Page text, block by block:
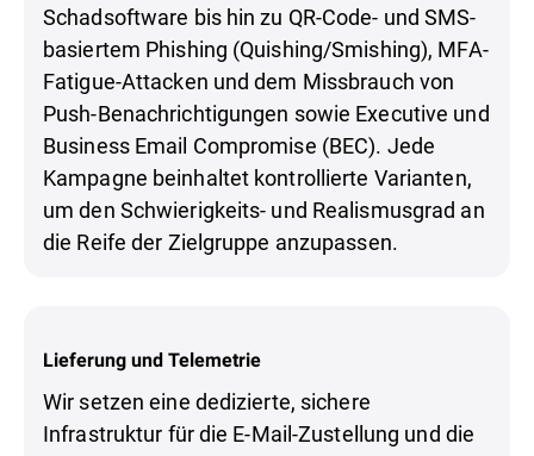
Schadsoftware bis hin zu QR-Code- und SMS-
basiertem Phishing (Quishing/Smishing), MFA-
Fatigue-Attacken und dem Missbrauch von
Push-Benachrichtigungen sowie Executive und
Business Email Compromise (BEC). Jede
Kampagne beinhaltet kontrollierte Varianten,
um den Schwierigkeits- und Realismusgrad an
die Reife der Zielgruppe anzupassen.
Lieferung und Telemetrie
Wir setzen eine dedizierte, sichere
Infrastruktur für die E-Mail-Zustellung und die